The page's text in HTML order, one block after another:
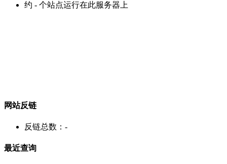
约 - 个站点运行在此服务器上
网站反链
反链总数： -
最近查询